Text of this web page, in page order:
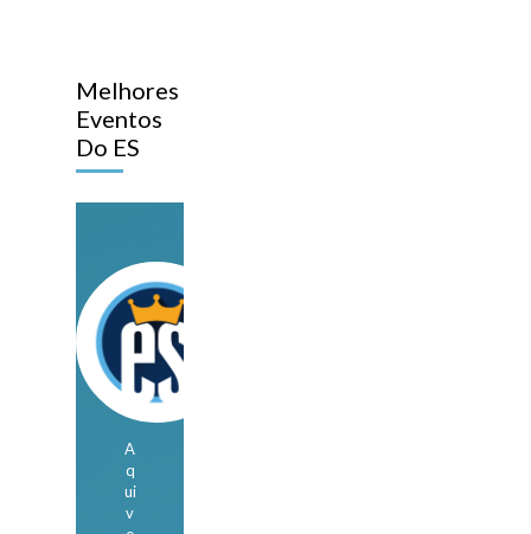
Melhores
Eventos
Do ES
A
q
ui
v